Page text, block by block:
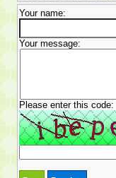
Your name:
Your message:
Please enter this code: